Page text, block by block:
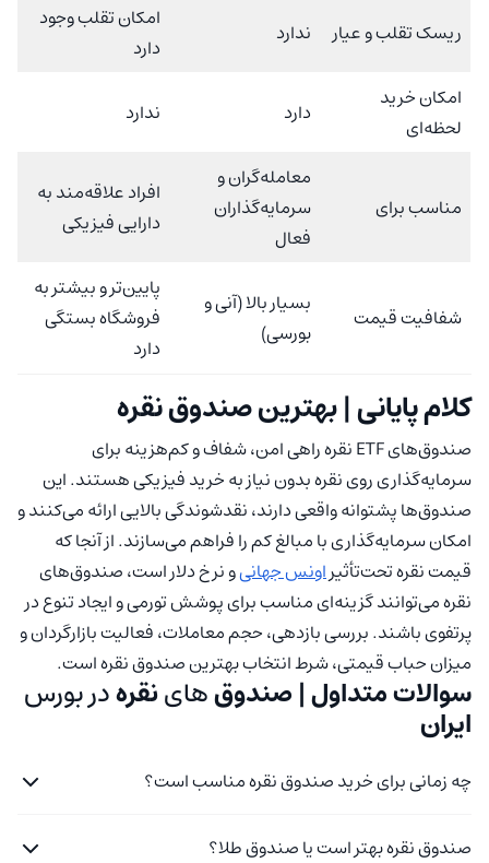
ریسک تقلب و عیار ندارد
امکان تقلب وجود
دارد
امکان خرید
لحظه‌ای
دارد ندارد
مناسب برای
معامله‌گران و
سرمایه‌گذاران
فعال
افراد علاقه‌مند به
دارایی فیزیکی
شفافیت قیمت
بسیار بالا (آنی و
بورسی)
پایین‌تر و بیشتر به
فروشگاه بستگی
دارد
کلام پایانی | بهترین صندوق نقره
صندوق‌های ETF نقره راهی امن، شفاف و کم‌هزینه برای
سرمایه‌گذاری روی نقره بدون نیاز به خرید فیزیکی هستند. این
صندوق‌ها پشتوانه واقعی دارند، نقدشوندگی بالایی ارائه می‌کنند و
امکان سرمایه‌گذاری با مبالغ کم را فراهم می‌سازند. از آنجا که
قیمت نقره تحت‌تأثیراونس جهانیو نرخ دلار است، صندوق‌های
نقره می‌توانند گزینه‌ای مناسب برای پوشش تورمی و ایجاد تنوع در
پرتفوی باشند. بررسی بازدهی، حجم معاملات، فعالیت بازارگردان و
میزان حباب قیمتی، شرط انتخاب بهترین صندوق نقره است.
سوالات متداول | صندوقهاینقرهدر بورس
ایران
چه زمانی برای خرید صندوق نقره مناسب است؟
صندوق نقره بهتر است یا صندوق طلا؟